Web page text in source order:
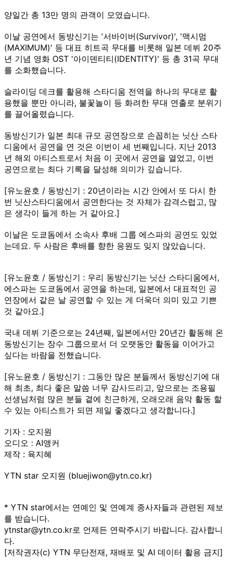
양일간 총 13만 명의 관객이 모였습니다.
이날 공연에서 동방신기는 '서바이버(Survivor)', '맥시멈
(MAXIMUM)' 등 대표 히트곡 무대를 비롯해 일본 데뷔 20주
년 기념 영화 OST '아이덴티티(IDENTITY)' 등 총 31곡 무대
를 소화했습니다.
슬라이딩 데크를 활용해 스타디움 전역을 하나의 무대로 활
용했을 뿐만 아니라, 불꽃놀이 등 화려한 무대 연출로 분위기
를 끌어올렸습니다.
동방신기가 일본 최대 규모 공연장으로 손꼽히는 닛산 스타
디움에서 공연을 연 것은 이번이 세 번째입니다. 지난 2013
년 해외 아티스트로서 처음 이 곳에서 공연을 열었고, 이번
공연으로는 최다 기록을 달성해 의미가 깊습니다.
[유노윤호 / 동방신기 : 20년이라는 시간 안에서 또 다시 한
번 닛산스타디움에서 공연한다는 것 자체가 감격스럽고, 많
은 생각이 들게 하는 거 같아요.]
이날은 도쿄돔에서 소속사 후배 그룹 에스파의 공연도 있었
는데요. 두 사람은 후배를 향한 응원도 잊지 않았습니다.
[유노윤호 / 동방신기 : 우리 동방신기는 닛산 스타디움에서,
에스파는 도쿄돔에서 공연을 하는데, 일본에서 대표적인 공
연장에서 같은 날 공연할 수 있는 게 더욱더 의미 있고 기쁜
것 같아요.]
국내 데뷔 기준으로는 24년째, 일본에서만 20년간 활동해 온
동방신기는 장수 그룹으로서 더 오랫동안 활동을 이어가고
싶다는 바람을 전했습니다.
[유노윤호 / 동방신기 : 그동안 많은 분들께서 동방신기에 대
해 최초, 최다 좋은 말씀 너무 감사드리고, 앞으로는 조용필
선생님처럼 많은 분들 곁에 친근하게, 오래오래 음악 활동 할
수 있는 아티스트가 되면 제일 좋겠다고 생각합니다.]
기자 : 오지원
오디오 : AI앵커
제작 : 육지혜
YTN star 오지원 (bluejiwon@ytn.co.kr)
* YTN star에서는 연예인 및 연예계 종사자들과 관련된 제보
를 받습니다.
ytnstar@ytn.co.kr로 언제든 연락주시기 바랍니다. 감사합니
다.
[저작권자(c) YTN 무단전재, 재배포 및 AI 데이터 활용 금지]